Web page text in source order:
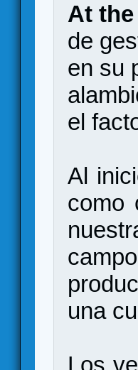
At
de
en su
el
Al
como
una